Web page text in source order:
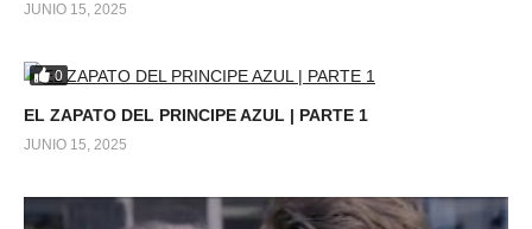
JUNIO 15, 2025
0
EL ZAPATO DEL PRINCIPE AZUL | PARTE 1
JUNIO 15, 2025